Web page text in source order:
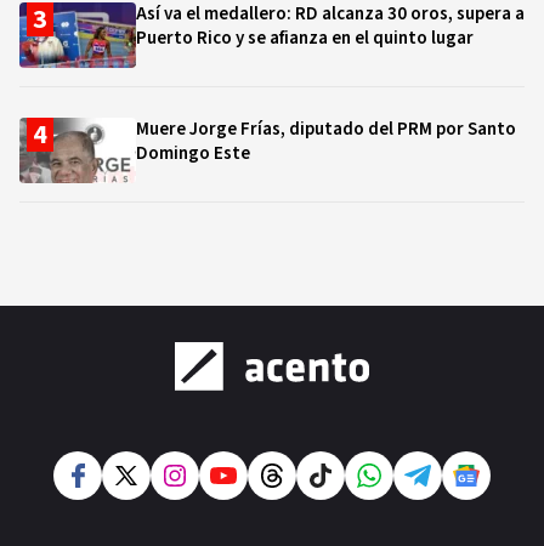
Así va el medallero: RD alcanza 30 oros, supera a
Puerto Rico y se afianza en el quinto lugar
Muere Jorge Frías, diputado del PRM por Santo
Domingo Este